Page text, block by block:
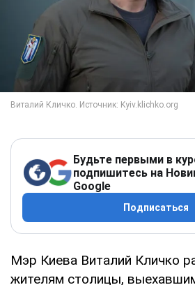
Будьте первыми в
подпишитесь на
Google
Подписаться
Мэр Киева Виталий Кличко
жителям столицы,